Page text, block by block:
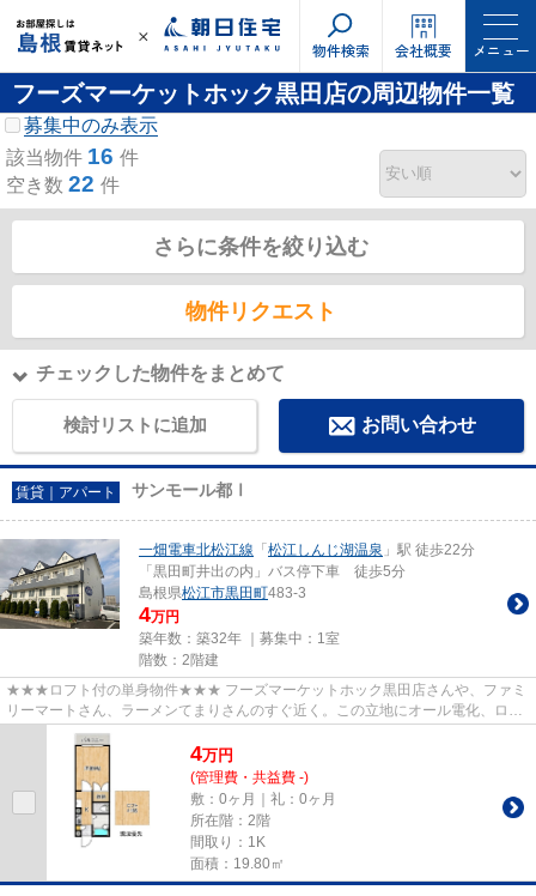
物件検索 会社概要 メニュー
フーズマーケットホック黒田店の周辺物件一覧
募集中のみ表示
該当物件 16 件
空き数 22 件
さらに条件を絞り込む
物件リクエスト
チェックした物件をまとめて
検討リストに追加 お問い合わせ
賃貸｜アパート サンモール都Ⅰ
一畑電車北松江線 「 松江しんじ湖温泉 」駅 徒歩22分
「黒田町井出の内」バス停下車 徒歩5分
島根県松江市黒田町483-3
4万円
築年数：築32年 ｜募集中： 1室
階数：2階建
★★★ロフト付の単身物件★★★ フーズマーケットホック黒田店さんや、ファミ
リーマートさん、ラーメンてまりさんのすぐ近く。この立地にオール電化、ロフ
ト付きの１K物件があります。名称...
4万円
(管理費・共益費 -)
敷：0ヶ月｜礼：0ヶ月
所在階：2階
間取り：1K
面積：19.80㎡